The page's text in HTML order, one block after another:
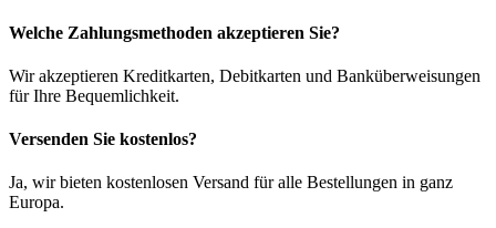
Welche Zahlungsmethoden akzeptieren Sie?
Wir akzeptieren Kreditkarten, Debitkarten und Banküberweisungen
für Ihre Bequemlichkeit.
Versenden Sie kostenlos?
Ja, wir bieten kostenlosen Versand für alle Bestellungen in ganz
Europa.